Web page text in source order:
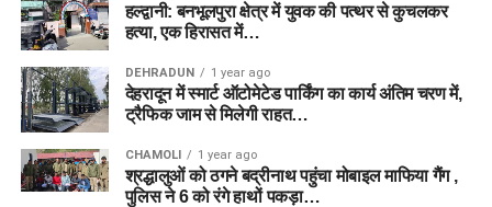
हल्द्वानी: बनभूलपुरा क्षेत्र में युवक की पत्थर से कुचलकर
हत्या, एक हिरासत में…
DEHRADUN 1 year ago
देहरादून में स्मार्ट ऑटोमेटेड पार्किंग का कार्य अंतिम चरण में,
ट्रैफिक जाम से मिलेगी राहत…
CHAMOLI 1 year ago
श्रद्धालुओं को ठगने बद्रीनाथ पहुंचा मोबाइल माफिया गैंग ,
पुलिस ने 6 को रंगे हाथों पकड़ा…